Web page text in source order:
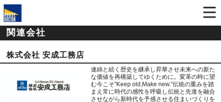
関連会社
株式会社 安成工務店
連綿と続く歴史を継承し昇華させ未来への新た
な価値を再構築してゆくために。変革の時に望
む今こそ"Keep old,Make new."伝統の重みを踏
まえ常に時代の感性を呼吸し伝統と先進を融合
させながら新時代を予感させる住まいづくりを